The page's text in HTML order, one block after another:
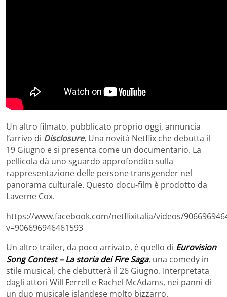
Un altro filmato, pubblicato proprio oggi, annuncia
l’arrivo di Disclosure. Una novità Netflix che debutta il
19 Giugno e si presenta come un documentario. La
pellicola dà uno sguardo approfondito sulla
rappresentazione delle persone transgender nel
panorama culturale. Questo docu-film è prodotto da
Laverne Cox.
https://www.facebook.com/netflixitalia/videos/
v=906696946461593
Un altro trailer, da poco arrivato, è quello di Eurovision
Song Contest – La storia dei Fire Saga, una comedy in
stile musical, che debutterà il 26 Giugno. Interpretata
dagli attori Will Ferrell e Rachel McAdams, nei panni di
un duo musicale islandese molto bizzarro.